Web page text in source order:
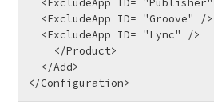
</Configuration>